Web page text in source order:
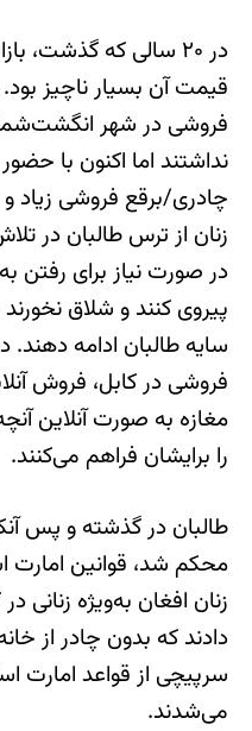
در ۲۰ سالی که گذشت،
قیمت‌ آن بسیار ناچیز
فروشی در شهر
نداشتند اما اکنون با
چادری/برقع فروشی زیاد
زنان از ترس طالبان در
در صورت نیاز برای رفتن به
پیروی کنند و شلاق
سایه طالبان ادامه دهند.
فروشی در کابل، فروش
مغازه به صورت آنلاین
را برایشان فراهم می‌کنند.
طالبان در گذشته و پس
محکم شد، قوانین امارت
زنان افغان به‌ویژه زنانی
دادند که بدون چادر از
سرپیچی از قواعد
می‌شدند.